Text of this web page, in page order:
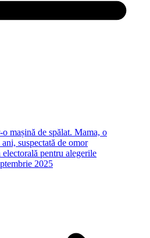
mașină de spălat. Mama, o
suspectată de omor
pentru alegerile
2025